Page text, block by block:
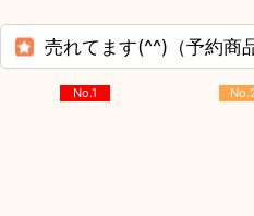
売れてます(^^)（予約商
No.1